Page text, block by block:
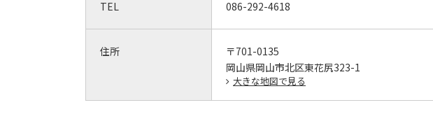
TEL 086-292-4618
住所
〒701-0135
岡山県岡山市北区東花尻323-1
大きな地図で見る